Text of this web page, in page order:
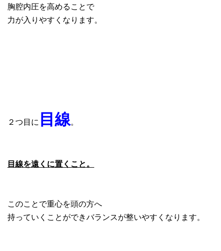
胸腔内圧を高めることで
力が入りやすくなります。
２つ目に 目線。
目線を遠くに置くこと。
このことで重心を頭の方へ
持っていくことができバランスが整いやすくなります。